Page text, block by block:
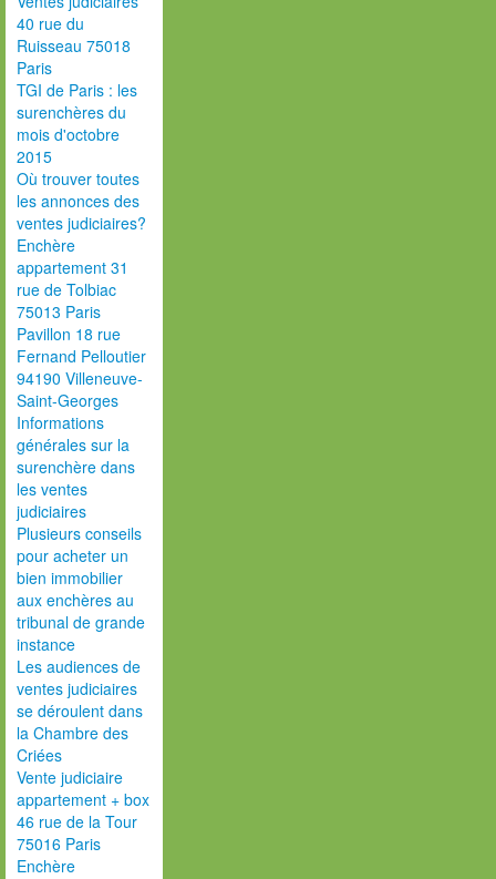
40 rue du
Ruisseau 75018
Paris
TGI de Paris : les
surenchères du
mois d'octobre
2015
Où trouver toutes
les annonces des
ventes judiciaires?
Enchère
appartement 31
rue de Tolbiac
75013 Paris
Pavillon 18 rue
Fernand Pelloutier
94190 Villeneuve-
Saint-Georges
Informations
générales sur la
surenchère dans
les ventes
judiciaires
Plusieurs conseils
pour acheter un
bien immobilier
aux enchères au
tribunal de grande
instance
Les audiences de
ventes judiciaires
se déroulent dans
la Chambre des
Criées
Vente judiciaire
appartement + box
46 rue de la Tour
75016 Paris
Enchère